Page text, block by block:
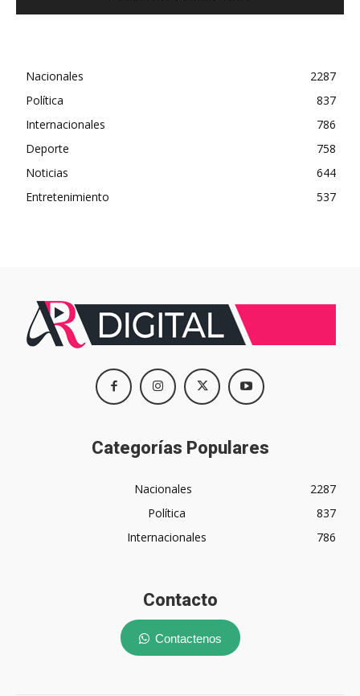
Nacionales
2287
Política
837
Internacionales
786
Deporte
758
Noticias
644
Entretenimiento
537
Categorías Populares
Nacionales
2287
Política
837
Internacionales
786
Contacto
Contactenos